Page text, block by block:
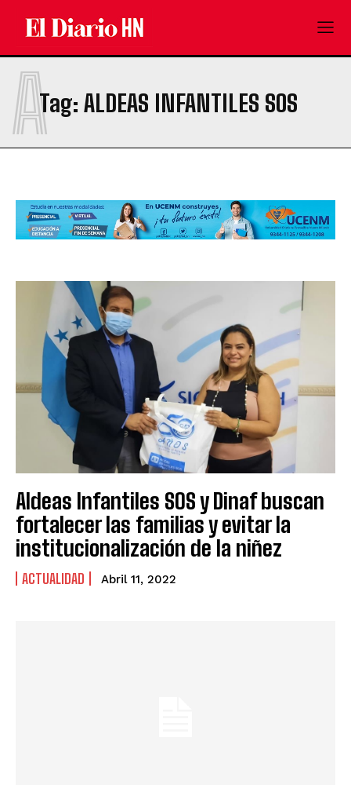
Tag: ALDEAS INFANTILES SOS
A
Aldeas Infantiles SOS y Dinaf buscan
fortalecer las familias y evitar la
institucionalización de la niñez
ACTUALIDAD Abril 11, 2022